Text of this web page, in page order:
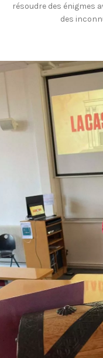
résoudre des énigmes
des